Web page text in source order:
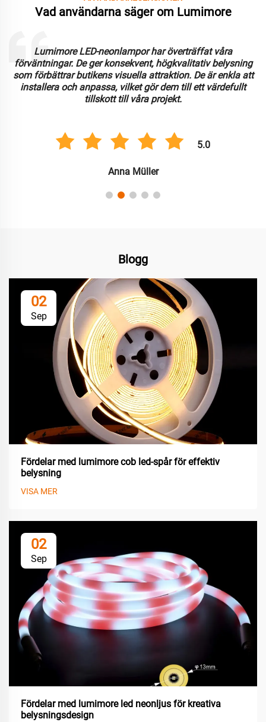
Vad användarna säger om Lumimore
Lumimore LED-neonlampor har överträffat våra
förväntningar. De ger konsekvent, högkvalitativ belysning
som förbättrar butikens visuella attraktion. De är enkla att
installera och anpassa, vilket gör dem till ett värdefullt
tillskott till våra projekt.
5.0
Anna Müller
Blogg
02
Sep
Fördelar med lumimore cob led-spår för effektiv
belysning
VISA MER
02
Sep
Fördelar med lumimore led neonljus för kreativa
belysningsdesign